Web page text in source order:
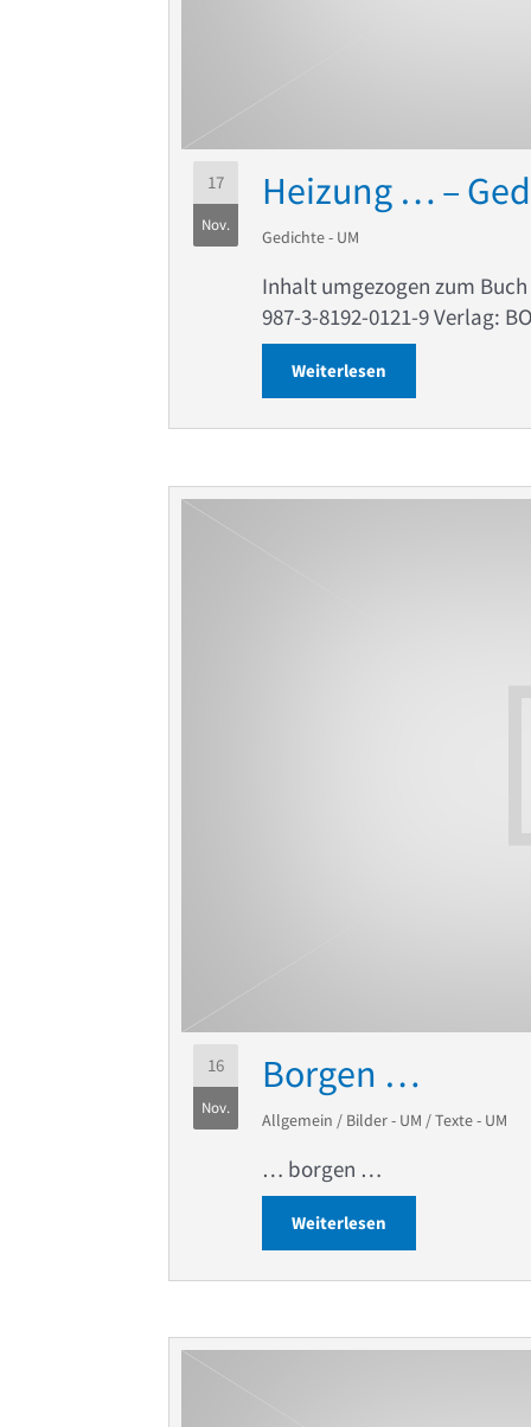
17
Nov.
Heizung … –
Gedichte - UM
Inhalt umgezogen zum Buch
987-3-8192-0121-9 Verlag:
Weiterlesen
16
Nov.
Borgen …
Allgemein / Bilder - UM /Texte - UM
… borgen …
Weiterlesen